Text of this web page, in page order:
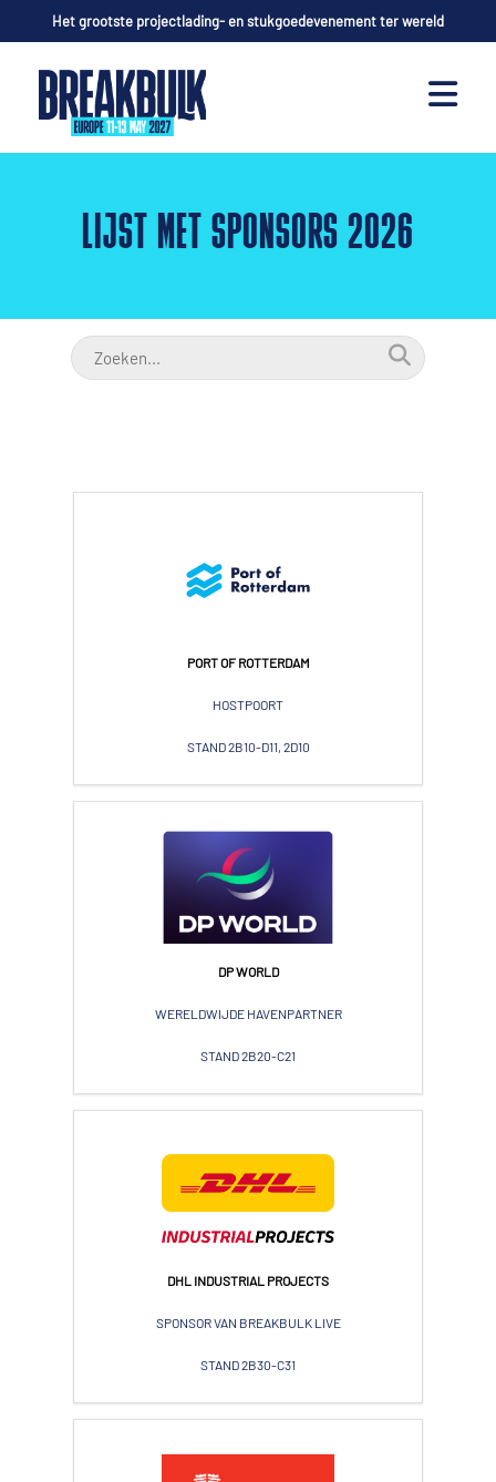
Het grootste projectlading- en stukgoedevenement ter wereld
LIJST MET SPONSORS 2026
PORT OF ROTTERDAM
HOSTPOORT
STAND 2B10-D11, 2D10
DP WORLD
WERELDWIJDE HAVENPARTNER
STAND 2B20-C21
DHL INDUSTRIAL PROJECTS
SPONSOR VAN BREAKBULK LIVE
STAND 2B30-C31